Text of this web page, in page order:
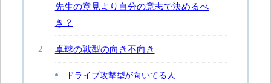
先生の意見より自分の意志で決めるべ
き？
卓球の戦型の向き不向き
ドライブ攻撃型が向いてる人